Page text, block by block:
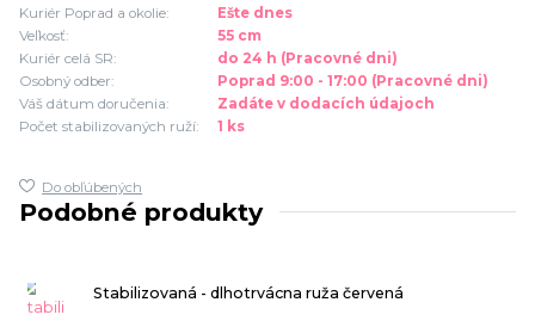
Kuriér Poprad a okolie:
Ešte dnes
Veľkosť:
55 cm
Kuriér celá SR:
do 24 h (Pracovné dni)
Osobný odber:
Poprad 9:00 - 17:00 (Pracovné dni)
Váš dátum doručenia:
Zadáte v dodacích údajoch
Počet stabilizovaných ruží:
1 ks
Do obľúbených
Podobné produkty
Stabilizovaná - dlhotrvácna ruža červená